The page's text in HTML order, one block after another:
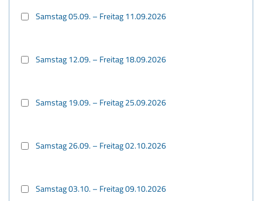
Samstag 05.09. – Freitag 11.09.2026
Samstag 12.09. – Freitag 18.09.2026
Samstag 19.09. – Freitag 25.09.2026
Samstag 26.09. – Freitag 02.10.2026
Samstag 03.10. – Freitag 09.10.2026